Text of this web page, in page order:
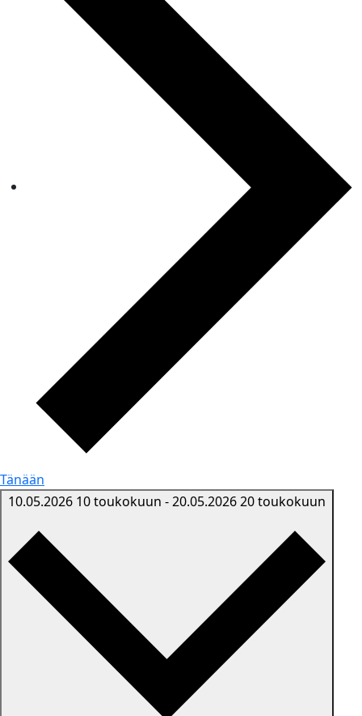
Tänään
10.05.2026 10 toukokuun -20.05.202620 toukokuun